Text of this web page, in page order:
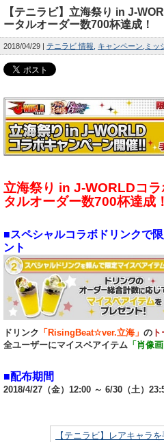
【テニラビ】立海祭り in J-
ータルオーダー数700杯達成！
2018/04/29 テニラビ 情報 キャンペーン ミッ
立海祭り in J-WORLDコ
タルオーダー数700杯達成！
■スペシャルコラボドリンクで
ント
ドリンク 「RisingBeat☆ver.立海」 の
全ユーザーにマイスペアイテム 「肖像
■配布期間
2018/4/27（金）12:00 ～ 6/30（土）
【テニラビ】レアキャラ